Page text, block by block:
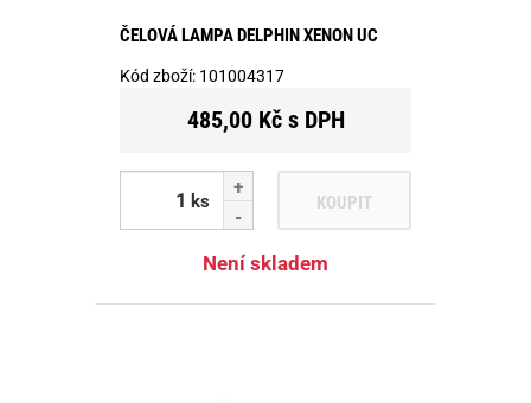
ČELOVÁ LAMPA DELPHIN XENON UC
Kód zboží: 101004317
485,00 Kč s DPH
ks KOUPIT
Není skladem